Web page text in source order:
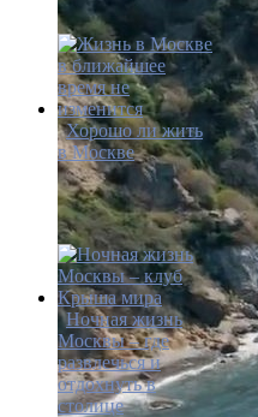
Хорошо ли жить
в Москве
Ночная жизнь
Москвы – где
развлечься и
отдохнуть в
столице